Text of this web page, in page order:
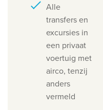
Alle
transfers en
excursies in
een privaat
voertuig met
airco, tenzij
anders
vermeld